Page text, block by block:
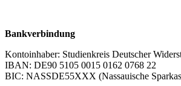
Bankverbindung
Kontoinhaber: Studienkreis Deutscher
IBAN: DE90 5105 0015 0162 0768 22
BIC: NASSDE55XXX (Nassauische